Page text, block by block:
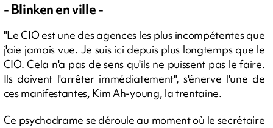
- Blinken en ville -
"Le CIO est une des agences les plus incompétentes que
j'aie jamais vue. Je suis ici depuis plus longtemps que le
CIO. Cela n'a pas de sens qu'ils ne puissent pas le faire.
Ils doivent l'arrêter immédiatement", s'énerve l'une de
ces manifestantes, Kim Ah-young, la trentaine.
Ce psychodrame se déroule au moment où le secrétaire